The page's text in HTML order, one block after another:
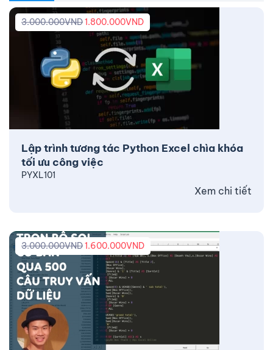
Lập trình tương tác Python Excel chìa khóa
tối ưu công việc
3.000.000VND1.800.000VND
PYXL101
Xem chi tiết
3.000.000VND1.600.000VND